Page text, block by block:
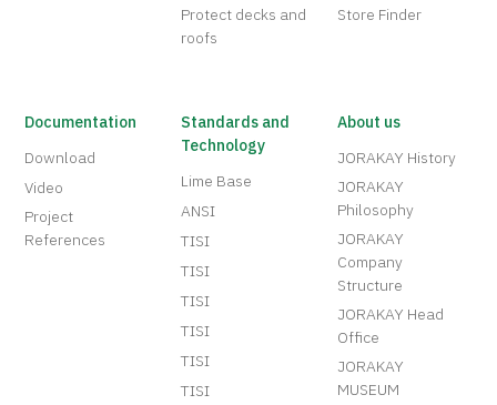
Protect decks and
roofs
Store Finder
Documentation
Download
Video
Project
References
Standards and
Technology
Lime Base
ANSI
TISI
TISI
TISI
TISI
TISI
TISI
About us
JORAKAY History
JORAKAY
Philosophy
JORAKAY
Company
Structure
JORAKAY Head
Office
JORAKAY
MUSEUM